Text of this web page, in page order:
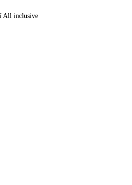
All inclusive